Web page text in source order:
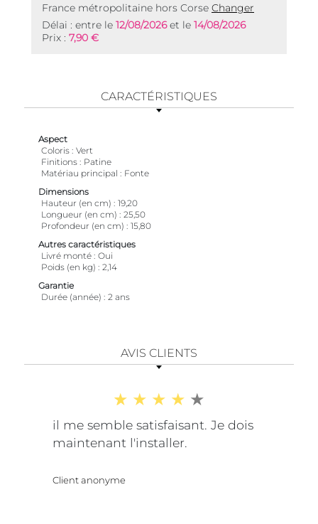
France métropolitaine hors Corse Changer
Délai : entre le 12/08/2026et le 14/08/2026
Prix : 7,90 €
CARACTÉRISTIQUES
Aspect
Coloris Vert
Finitions
Patine
Matériau principal
Fonte
Dimensions
Hauteur (en cm)
19,20
Longueur (en cm)
25,50
Profondeur (en cm)
15,80
Autres caractéristiques
Livré monté Oui
Poids (en kg)
2,14
Garantie
Durée (année)
2 ans
AVIS CLIENTS
il me semble satisfaisant. Je dois
maintenant l'installer.
Client anonyme